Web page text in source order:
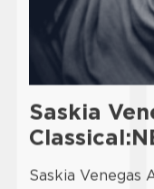
Saskia
Saskia Venegas